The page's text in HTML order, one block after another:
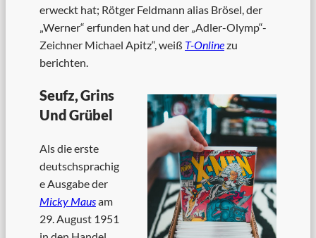
erweckt hat; Rötger Feldmann alias Brösel, der
„Werner“ erfunden hat und der „Adler-Olymp“-
Zeichner Michael Apitz“, weiß T-Onlinezu
berichten.
Seufz, Grins
Und Grübel
Als die erste
deutschsprachig
e Ausgabe der
Micky Mausam
29. August 1951